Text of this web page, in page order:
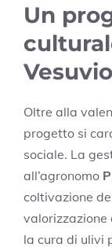
Un
Vesuvio
Oltre alla
progetto si
sociale. La
all’agronomo
coltivazione
valorizzazione
la cura di ulivi